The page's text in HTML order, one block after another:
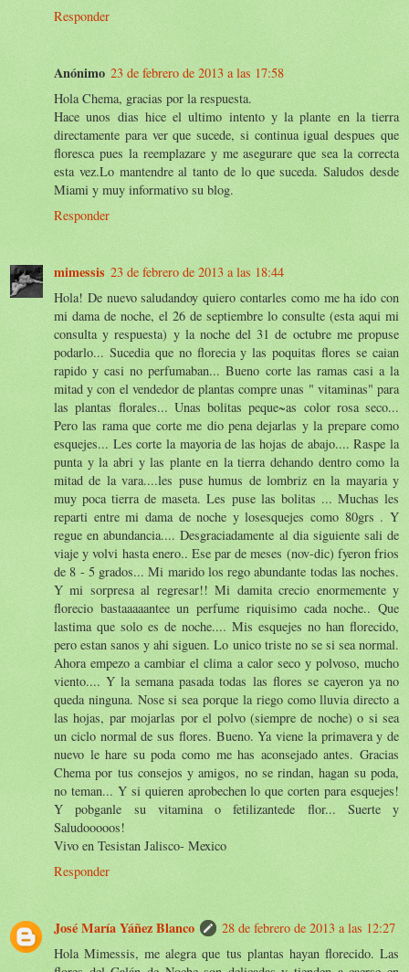
Responder
Anónimo 23 de febrero de 2013 a las 17:58
Hola Chema, gracias por la respuesta.
Hace unos dias hice el ultimo intento y la plante en la tierra
directamente para ver que sucede, si continua igual despues que
floresca pues la reemplazare y me asegurare que sea la correcta
esta vez.Lo mantendre al tanto de lo que suceda. Saludos desde
Miami y muy informativo su blog.
Responder
mimessis 23 de febrero de 2013 a las 18:44
Hola! De nuevo saludandoy quiero contarles como me ha ido con
mi dama de noche, el 26 de septiembre lo consulte (esta aqui mi
consulta y respuesta) y la noche del 31 de octubre me propuse
podarlo... Sucedia que no florecia y las poquitas flores se caian
rapido y casi no perfumaban... Bueno corte las ramas casi a la
mitad y con el vendedor de plantas compre unas " vitaminas" para
las plantas florales... Unas bolitas peque~as color rosa seco...
Pero las rama que corte me dio pena dejarlas y la prepare como
esquejes... Les corte la mayoria de las hojas de abajo.... Raspe la
punta y la abri y las plante en la tierra dehando dentro como la
mitad de la vara....les puse humus de lombriz en la mayaria y
muy poca tierra de maseta. Les puse las bolitas ... Muchas les
reparti entre mi dama de noche y losesquejes como 80grs . Y
regue en abundancia.... Desgraciadamente al dia siguiente sali de
viaje y volvi hasta enero.. Ese par de meses (nov-dic) fyeron frios
de 8 - 5 grados... Mi marido los rego abundante todas las noches.
Y mi sorpresa al regresar!! Mi damita crecio enormemente y
florecio bastaaaaantee un perfume riquisimo cada noche.. Que
lastima que solo es de noche.... Mis esquejes no han florecido,
pero estan sanos y ahi siguen. Lo unico triste no se si sea normal.
Ahora empezo a cambiar el clima a calor seco y polvoso, mucho
viento.... Y la semana pasada todas las flores se cayeron ya no
queda ninguna. Nose si sea porque la riego como lluvia directo a
las hojas, par mojarlas por el polvo (siempre de noche) o si sea
un ciclo normal de sus flores. Bueno. Ya viene la primavera y de
nuevo le hare su poda como me has aconsejado antes. Gracias
Chema por tus consejos y amigos, no se rindan, hagan su poda,
no teman... Y si quieren aprobechen lo que corten para esquejes!
Y pobganle su vitamina o fetilizantede flor... Suerte y
Saludooooos!
Vivo en Tesistan Jalisco- Mexico
Responder
José María Yáñez Blanco
28 de febrero de 2013 a las 12:27
Hola Mimessis, me alegra que tus plantas hayan florecido. Las